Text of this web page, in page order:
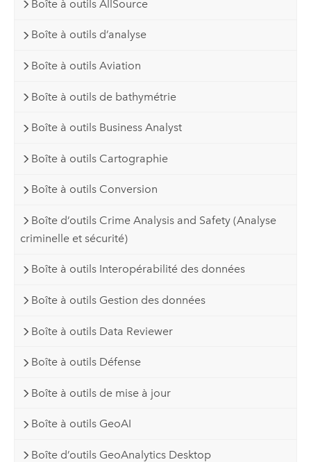
Boîte à outils AllSource
Boîte à outils d’analyse
Boîte à outils Aviation
Boîte à outils de bathymétrie
Boîte à outils Business Analyst
Boîte à outils Cartographie
Boîte à outils Conversion
Boîte d’outils Crime Analysis and Safety (Analyse
criminelle et sécurité)
Boîte à outils Interopérabilité des données
Boîte à outils Gestion des données
Boîte à outils Data Reviewer
Boîte à outils Défense
Boîte à outils de mise à jour
Boîte à outils GeoAI
Boîte d’outils GeoAnalytics Desktop